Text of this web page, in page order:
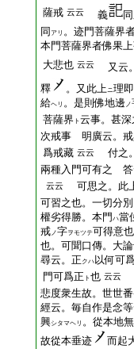
薩戒 云云 義
同 アリ 。迹門菩薩界
本門菩薩界者佛果
大悲也 云云
又云
釋
。又此上ニ理
給ヘリ 。是則佛地邊 ノ
菩薩界 ト 云事。甚
次戒事 明廣云。戒
爲戒藏 云云
付之
兩種入門可有之 答
云云
可思之。此
可習之也。一切分
權劣得勝。本門 ハ當
戒ノ字ヲモツテ可得意
也。可聞口傳。大
尋云。正 クハ 以何可
門可爲正 ト 也 云云
悲度衆生故。世世
經云。毎自作是念
興シタマヘリ 。從本地
故從本垂迹
而起